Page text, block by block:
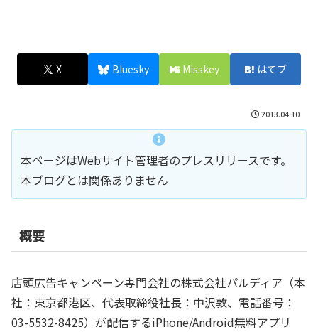
X Bluesky Misskey はてブ
2013.04.10
本ページはWebサイト管理者のプレスリリースです。
本ブログとは関係ありません
概要
店頭広告キャンペーン専門会社の株式会社パルディア（本
社：東京都港区、代表取締役社長：中沢敦、電話番号：
03-5532-8425）が配信するiPhone/Android無料アプリ